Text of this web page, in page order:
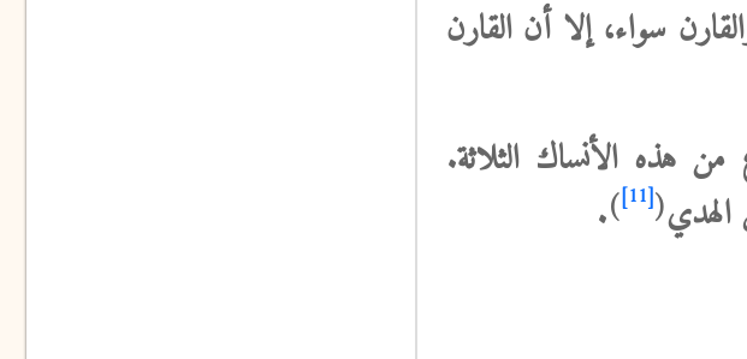
سواء، إلا أن القارن
هذه الأنساك الثلاثة.
الهدي(
[11]
)
.